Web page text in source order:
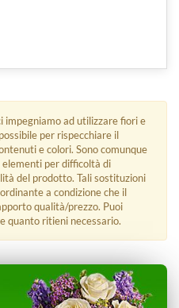
impegniamo ad utilizzare fiori e
per rispecchiare il
e colori. Sono comunque
elementi per difficoltà di
del prodotto. Tali sostituzioni
a condizione che il
qualità/prezzo. Puoi
quanto ritieni necessario.